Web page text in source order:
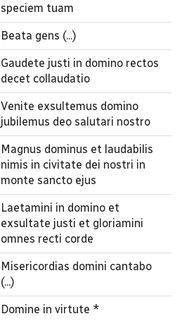
speciem tuam
Beata gens (...)
Gaudete justi in domino rectos
decet collaudatio
Venite exsultemus domino
jubilemus deo salutari nostro
Magnus dominus et laudabilis
nimis in civitate dei nostri in
monte sancto ejus
Laetamini in domino et
exsultate justi et gloriamini
omnes recti corde
Misericordias domini cantabo
(...)
Domine in virtute *